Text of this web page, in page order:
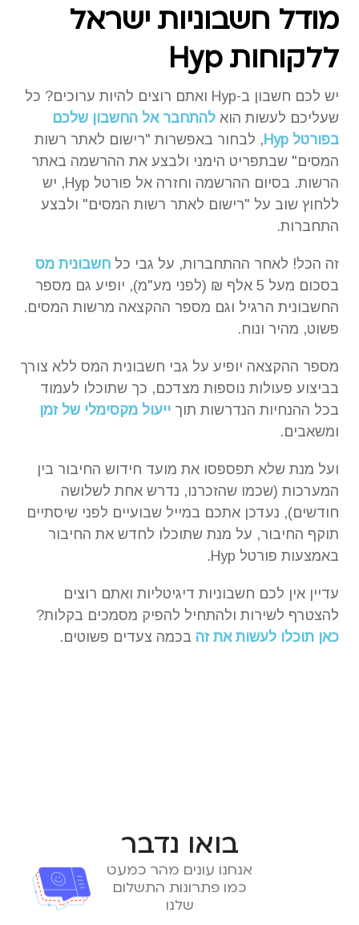
מודל חשבוניות ישראל
ללקוחות Hyp
יש לכם חשבון ב-Hyp ואתם רוצים להיות ערוכים? כל
שעליכם לעשות הוא להתחבר אל החשבון שלכם
בפורטל Hyp
, לבחור באפשרות "רישום לאתר רשות
המסים" שבתפריט הימני ולבצע את ההרשמה באתר
הרשות. בסיום ההרשמה וחזרה אל פורטל Hyp, יש
ללחוץ שוב על "רישום לאתר רשות המסים" ולבצע
התחברות.
זה הכל! לאחר ההתחברות, על גבי כל חשבונית מס
בסכום מעל 5 אלף ₪ (לפני מע"מ), יופיע גם מספר
החשבונית הרגיל וגם מספר ההקצאה מרשות המסים.
פשוט, מהיר ונוח.
מספר ההקצאה יופיע על גבי חשבונית המס ללא צורך
בביצוע פעולות נוספות מצדכם, כך שתוכלו לעמוד
בכל ההנחיות הנדרשות תוך ייעול מקסימלי של זמן
ומשאבים.
ועל מנת שלא תפספסו את מועד חידוש החיבור בין
המערכות (שכמו שהזכרנו, נדרש אחת לשלושה
חודשים), נעדכן אתכם במייל שבועיים לפני שיסתיים
תוקף החיבור, על מנת שתוכלו לחדש את החיבור
באמצעות פורטל Hyp.
עדיין אין לכם חשבוניות דיגיטליות ואתם רוצים
להצטרף לשירות ולהתחיל להפיק מסמכים בקלות?
כאן תוכלו לעשות את זה בכמה צעדים פשוטים.
בואו נדבר
אנחנו עונים מהר כמעט
כמו פתרונות התשלום
שלנו